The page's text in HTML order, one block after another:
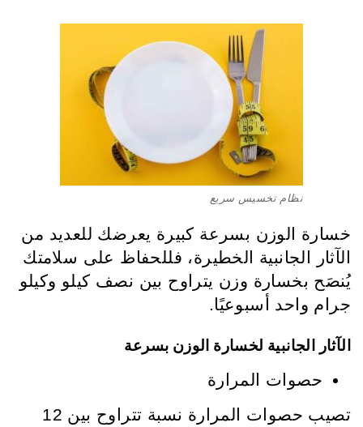
نظام تخسيس سريع
خسارة الوزن بسرعة كبيرة يعرضك للعديد من
الآثار الجانبية الخطيرة، فللحفاظ على سلامتك
يُنصَح بخسارة وزن يتراوح بين نصف كيلو وكيلو
جرام واحد أسبوعيًا.
الآثار الجانبية لخسارة الوزن بسرعة
حصوات المرارة
تصيب حصوات المرارة نسبة تتراوح بين 12